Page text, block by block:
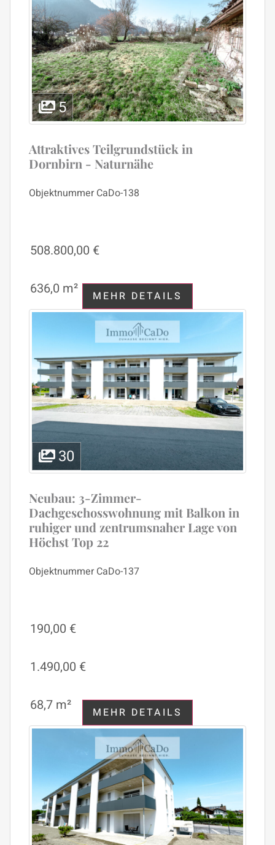
5
Attraktives Teilgrundstück in
Dornbirn - Naturnähe
ObjektnummerCaDo-138
508.800,00 €
636,0 m² MEHR DETAILS
30
Neubau: 3-Zimmer-
Dachgeschosswohnung mit Balkon in
ruhiger und zentrumsnaher Lage von
Höchst Top 22
ObjektnummerCaDo-137
190,00 €
1.490,00 €
68,7 m² MEHR DETAILS